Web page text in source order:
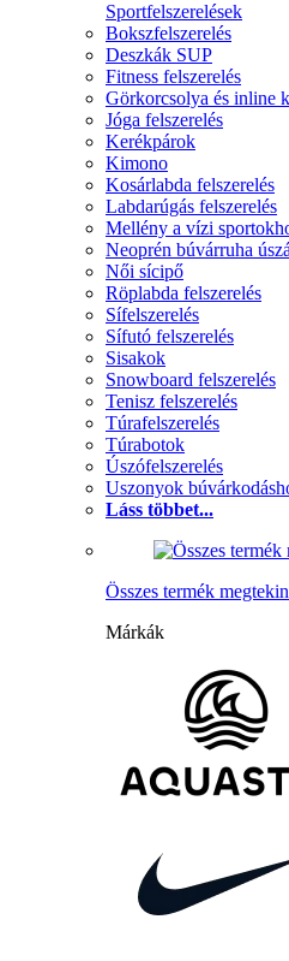
Sportfelszerelések
Bokszfelszerelés
Deszkák SUP
Fitness felszerelés
Görkorcsolya és inline
Jóga felszerelés
Kerékpárok
Kimono
Kosárlabda felszerelés
Labdarúgás felszerelés
Mellény a vízi
Neoprén búvárruha
Női sícipő
Röplabda felszerelés
Sífelszerelés
Sífutó felszerelés
Sisakok
Snowboard felszerelés
Tenisz felszerelés
Túrafelszerelés
Túrabotok
Úszófelszerelés
Uszonyok
Láss többet...
Összes termék
Márkák